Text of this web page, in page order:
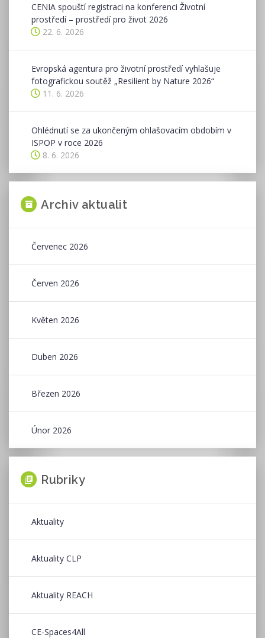
CENIA spouští registraci na konferenci Životní
prostředí – prostředí pro život 2026
22. 6. 2026
Evropská agentura pro životní prostředí vyhlašuje
fotografickou soutěž „Resilient by Nature 2026“
11. 6. 2026
Ohlédnutí se za ukončeným ohlašovacím obdobím v
ISPOP v roce 2026
8. 6. 2026
Archiv aktualit
Červenec 2026
Červen 2026
Květen 2026
Duben 2026
Březen 2026
Únor 2026
Rubriky
Aktuality
Aktuality CLP
Aktuality REACH
CE-Spaces4All